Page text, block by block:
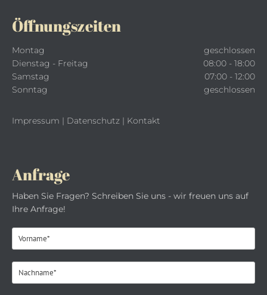
Öffnungszeiten
Montag
geschlossen
Dienstag - Freitag
08:00 - 18:00
Samstag
07:00 - 12:00
Sonntag
geschlossen
Impressum | Datenschutz | Kontakt
Anfrage
Haben Sie Fragen? Schreiben Sie uns - wir freuen uns auf
Ihre Anfrage!